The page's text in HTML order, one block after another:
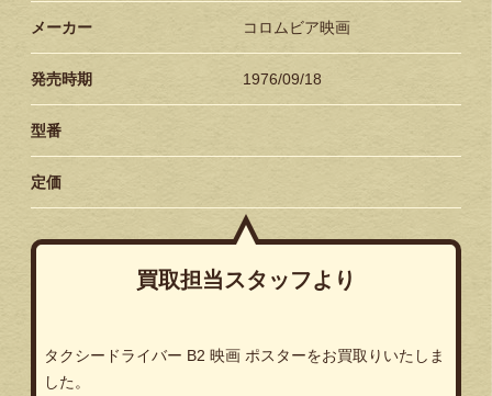
メーカー コロムビア映画
発売時期 1976/09/18
型番
定価
買取担当スタッフより
タクシードライバー B2 映画 ポスターをお買取りいたしま
した。